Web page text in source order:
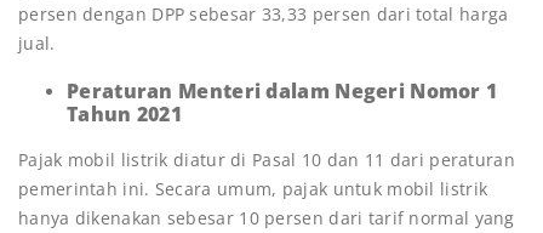
persen dengan DPP sebesar 33,33 persen dari total harga
jual.
Peraturan Menteri dalam Negeri Nomor 1
Tahun 2021
Pajak mobil listrik diatur di Pasal 10 dan 11 dari peraturan
pemerintah ini. Secara umum, pajak untuk mobil listrik
hanya dikenakan sebesar 10 persen dari tarif normal yang